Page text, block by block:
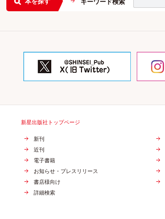
キーワード検索
新星出版社トップページ
新刊
近刊
電子書籍
お知らせ・プレスリリース
書店様向け
詳細検索